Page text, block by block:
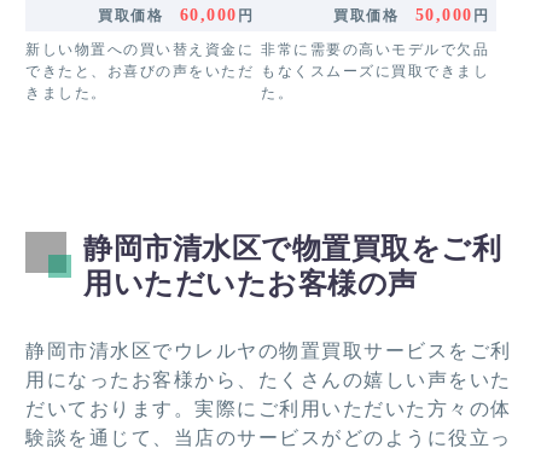
買取価格 60,000 円
新しい物置への買い替え資金に
できたと、お喜びの声をいただ
きました。
買取価格 50,000 円
非常に需要の高いモデルで欠品
もなくスムーズに買取できまし
た。
静岡市清水区で物置買取をご利
用いただいたお客様の声
静岡市清水区でウレルヤの物置買取サービスをご利
用になったお客様から、たくさんの嬉しい声をいた
だいております。実際にご利用いただいた方々の体
験談を通じて、当店のサービスがどのように役立っ